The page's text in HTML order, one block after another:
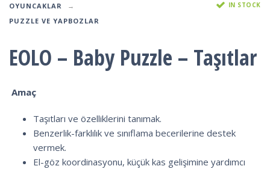
OYUNCAKLAR
PUZZLE VE YAPBOZLAR
IN STOCK
EOLO – Baby Puzzle – Taşıtlar
Amaç
Taşıtları ve özelliklerini tanımak.
Benzerlik-farklılık ve sınıflama becerilerine destek
vermek.
El-göz koordinasyonu, küçük kas gelişimine yardımcı